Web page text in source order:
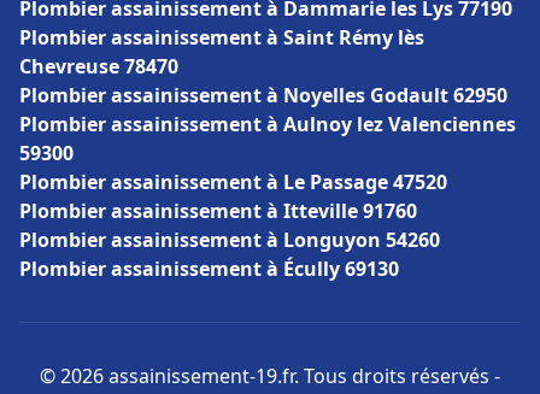
Plombier assainissement à Dammarie les Lys 77190
Plombier assainissement à Saint Rémy lès
Chevreuse 78470
Plombier assainissement à Noyelles Godault 62950
Plombier assainissement à Aulnoy lez Valenciennes
59300
Plombier assainissement à Le Passage 47520
Plombier assainissement à Itteville 91760
Plombier assainissement à Longuyon 54260
Plombier assainissement à Écully 69130
© 2026 assainissement-19.fr. Tous droits réservés -